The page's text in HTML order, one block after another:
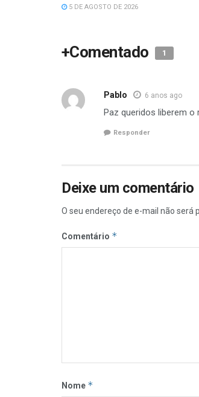
5 DE AGOSTO DE 2026
+Comentado 1
Pablo 6 anos ago
Paz queridos liberem o
Responder
Deixe um comentário
O seu endereço de e-mail não será
Comentário *
Nome *